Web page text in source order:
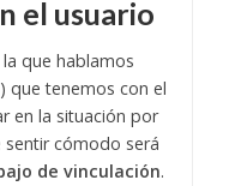
el usuario
que hablamos
que tenemos con el
en la situación por
sentir cómodo será
de vinculación.